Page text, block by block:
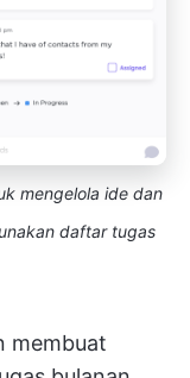
mengelola ide dan
daftar tugas
membuat